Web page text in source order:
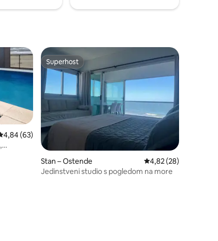
ocjena: 4,84/5, recenzija: 63
4,84 (63)
Superhost
Superhost
Stan – Ostende Prosječna ocjena:
4,82 (28)
Jedinstveni studio s pogledom na more